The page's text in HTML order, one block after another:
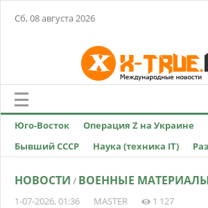
Сб, 08 августа 2026
Юго-Восток Операция Z на Украине
Бывший СССР
Наука (техника IT)
НОВОСТИ / ВОЕННЫЕ МАТЕРИАЛЫ
1-07-2026, 01:36 MASTER
1 127